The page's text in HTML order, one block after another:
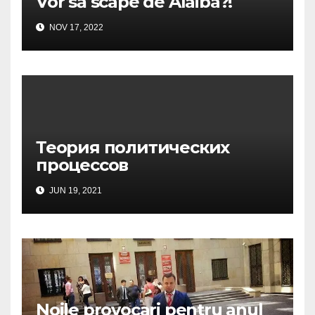
NOV 17, 2022
Теория политических
процессов
JUN 19, 2021
Noile provocari pentru anul